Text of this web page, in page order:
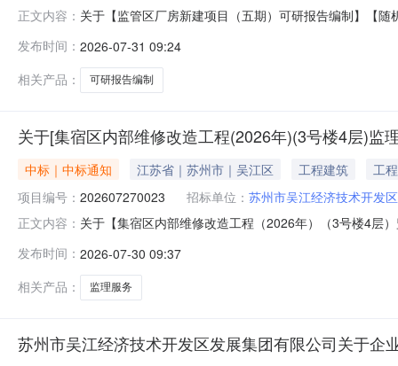
正文内容： 关于【监管区厂房新建项目（五期）可研报告编制】【
区厂房新建项目（五期）可研报告编制（中介服务项目
发布时间： 2026-07-31 09:24
相关产品：
可研报告编制
关于[集宿区内部维修改造工程(2026年)(3号楼4层)
中标｜中标通知 江苏省｜苏州市｜吴江区 工程建筑
工程
项目编号： 202607270023 招标单位： 苏州市吴江经济技术开发
正文内容： 关于【集宿区内部维修改造工程（2026年）（3号楼4层
3009:15:24】苏州市吴江经济技术开发区发展集团有限
发布时间： 2026-07-30 09:37
相关产品：
监理服务
苏州市吴江经济技术开发区发展集团有限公司关于